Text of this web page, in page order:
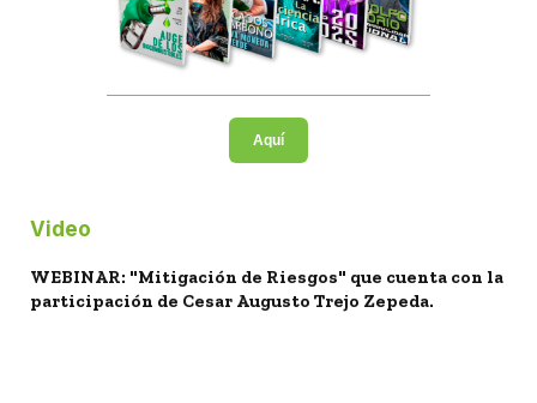
Aquí
Video
WEBINAR: "Mitigación de Riesgos" que cuenta con la
participación de Cesar Augusto Trejo Zepeda.